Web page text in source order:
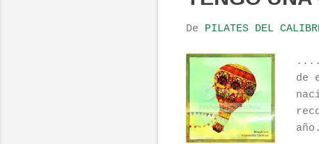
De PILATES DEL
....
de